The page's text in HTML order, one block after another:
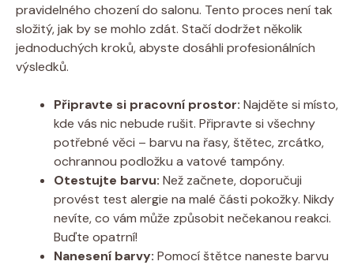
pravidelného chození do salonu. Tento proces není tak
složitý, jak by se mohlo zdát. Stačí dodržet několik
jednoduchých kroků, abyste dosáhli profesionálních
výsledků.
Připravte si pracovní prostor: Najděte si místo,
kde vás nic nebude rušit. Připravte si všechny
potřebné věci – barvu na řasy, štětec, zrcátko,
ochrannou podložku a vatové tampóny.
Otestujte barvu: Než začnete, doporučuji
provést test alergie na malé části pokožky. Nikdy
nevíte, co vám může způsobit nečekanou reakci.
Buďte opatrní!
Nanesení barvy: Pomocí štětce naneste barvu